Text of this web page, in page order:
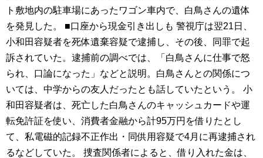
ト敷地内の駐車場にあったワゴン車内で、白鳥さんの遺体
を発見した。 ■口座から現金引き出しも 警視庁は翌21日、
小和田容疑者を死体遺棄容疑で逮捕し、その後、同罪で起
訴されていた。逮捕前の調べでは、「白鳥さんに仕事で怒
られ、口論になった」などと説明。白鳥さんとの関係につ
いては、中学からの友人だったとも話していたという。 小
和田容疑者は、死亡した白鳥さんのキャッシュカードや運
転免許証を使い、消費者金融から計95万円を借りたとし
て、私電磁的記録不正作出・同供用容疑で4月に再逮捕され
るなどしていた。 捜査関係者によると、借り入れた金は、